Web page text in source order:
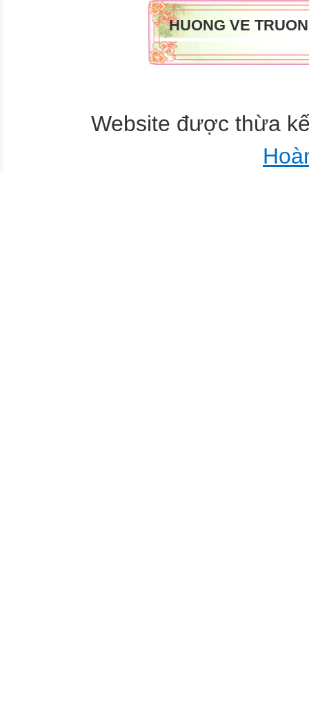
HUONG VE
Website được thừa